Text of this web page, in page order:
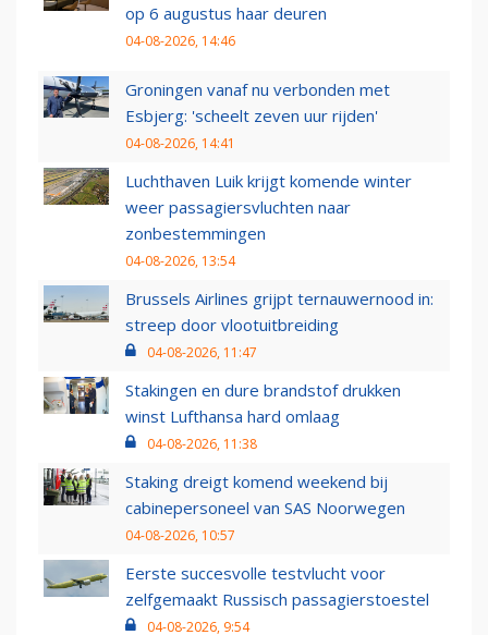
op 6 augustus haar deuren
04-08-2026, 14:46
Groningen vanaf nu verbonden met
Esbjerg: 'scheelt zeven uur rijden'
04-08-2026, 14:41
Luchthaven Luik krijgt komende winter
weer passagiersvluchten naar
zonbestemmingen
04-08-2026, 13:54
Brussels Airlines grijpt ternauwernood in:
streep door vlootuitbreiding
04-08-2026, 11:47
Stakingen en dure brandstof drukken
winst Lufthansa hard omlaag
04-08-2026, 11:38
Staking dreigt komend weekend bij
cabinepersoneel van SAS Noorwegen
04-08-2026, 10:57
Eerste succesvolle testvlucht voor
zelfgemaakt Russisch passagierstoestel
04-08-2026, 9:54